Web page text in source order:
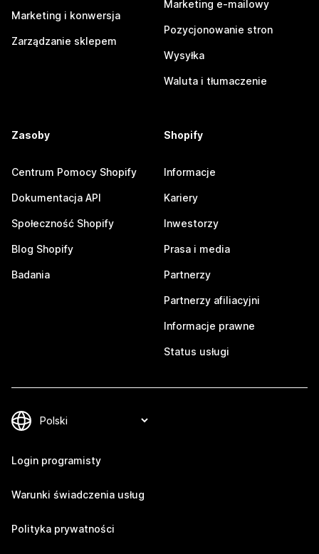
Marketing i konwersja
Zarządzanie sklepem
Marketing e-mailowy
Pozycjonowanie stron
Wysyłka
Waluta i tłumaczenie
Zasoby
Centrum Pomocy Shopify
Dokumentacja API
Społeczność Shopify
Blog Shopify
Badania
Shopify
Informacje
Kariery
Inwestorzy
Prasa i media
Partnerzy
Partnerzy afiliacyjni
Informacje prawne
Status usługi
Login programisty
Warunki świadczenia usług
Polityka prywatności